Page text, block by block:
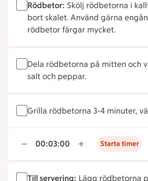
Rödbetor: Skölj rödbetorna i
bort skalet. Använd gärna
rödbetor färgar mycket.
Dela rödbetorna på mitten och
salt och peppar.
Grilla rödbetorna 3-4 minuter,
00:03:00 Starta timer
Till servering: Lägg rödbetorna